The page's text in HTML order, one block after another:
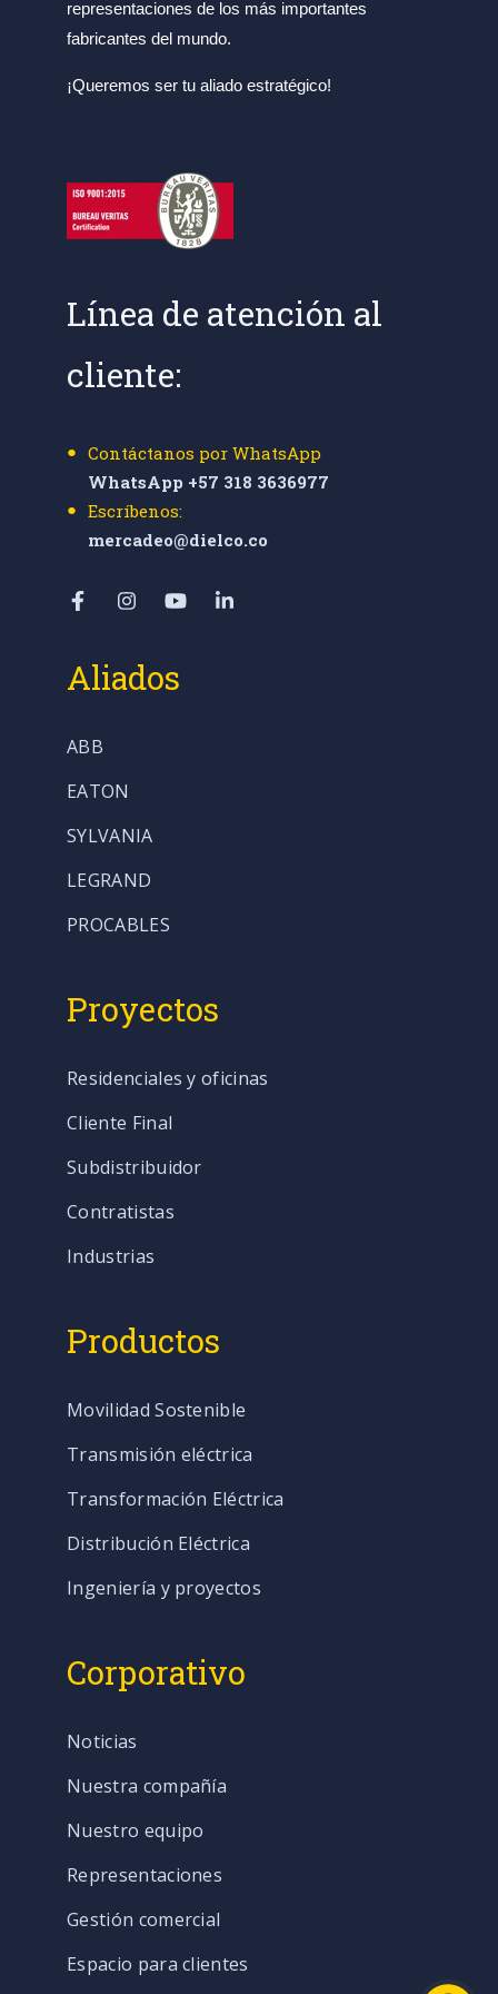
representaciones de los más importantes
fabricantes del mundo.
¡Queremos ser tu aliado estratégico!
Línea de atención al
cliente:
Contáctanos por WhatsApp
WhatsApp +57 318 3636977
Escríbenos:
mercadeo@dielco.co
Aliados
ABB
EATON
SYLVANIA
LEGRAND
PROCABLES
Proyectos
Residenciales y oficinas
Cliente Final
Subdistribuidor
Contratistas
Industrias
Productos
Movilidad Sostenible
Transmisión eléctrica
Transformación Eléctrica
Distribución Eléctrica
Ingeniería y proyectos
Corporativo
Noticias
Nuestra compañía
Nuestro equipo
Representaciones
Gestión comercial
Espacio para clientes